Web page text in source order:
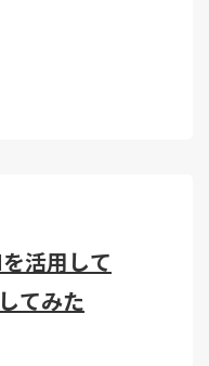
活用して
てみた